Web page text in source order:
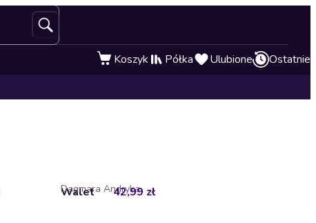
Koszyk Półka Ulubione Ostatnie
Walet
Dagmara Andryka
42,99 zł